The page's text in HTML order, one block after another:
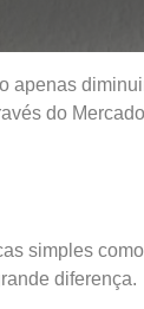
apenas
do
simples
diferença.